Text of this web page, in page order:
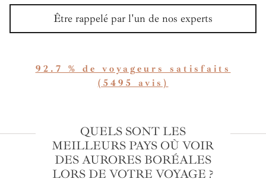
Être rappelé par l'un de nos experts
92.7 % de voyageurs satisfaits
(5495 avis)
QUELS SONT LES
MEILLEURS PAYS OÙ VOIR
DES AURORES BORÉALES
LORS DE VOTRE VOYAGE ?